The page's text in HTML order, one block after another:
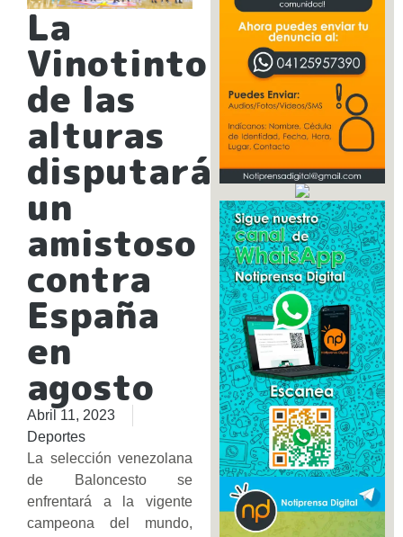
La
Vinotinto
de las
alturas
disputará
un
amistoso
contra
España
en
agosto
Abril 11, 2023
Deportes
La selección venezolana
de Baloncesto se
enfrentará a la vigente
campeona del mundo,